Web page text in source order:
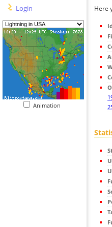
Login
Animation
Here